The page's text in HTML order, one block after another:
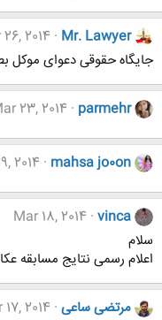
Mr. Lawyer
2014
جایگاه حقوقی دعوای موکل
parmehr
23, 2014
mahsa jo0on
2014
vinca
Mar 18, 2014
سلام
اعلام رسمی نتایج مسابقه
مرتضی ساعی 2014